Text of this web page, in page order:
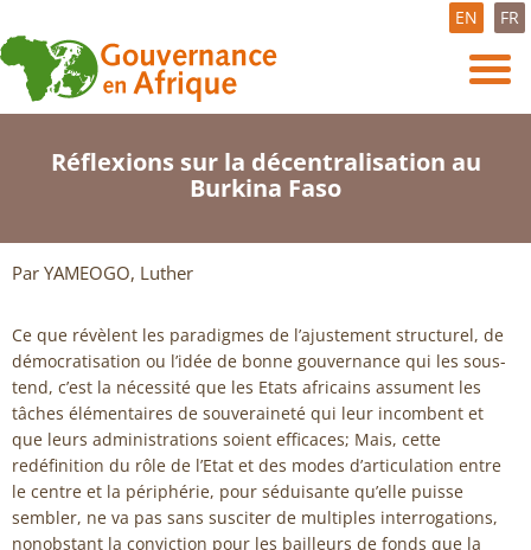
EN FR
Réflexions sur la décentralisation au
Burkina Faso
Par YAMEOGO, Luther
Ce que révèlent les paradigmes de l’ajustement structurel, de
démocratisation ou l’idée de bonne gouvernance qui les sous-
tend, c’est la nécessité que les Etats africains assument les
tâches élémentaires de souveraineté qui leur incombent et
que leurs administrations soient efficaces; Mais, cette
redéfinition du rôle de l’Etat et des modes d’articulation entre
le centre et la périphérie, pour séduisante qu’elle puisse
sembler, ne va pas sans susciter de multiples interrogations,
nonobstant la conviction pour les bailleurs de fonds que la